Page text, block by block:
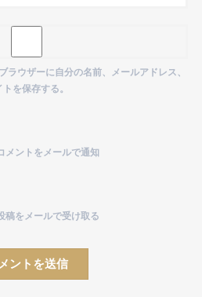
ラウザーに自分の名前、メールアドレス、
トを保存する。
メントをメールで通知
稿をメールで受け取る